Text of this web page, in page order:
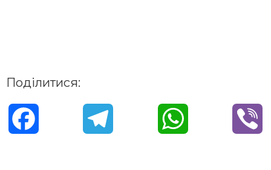
Поділитися: